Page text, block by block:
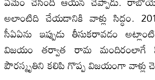
అలాంటిది చేయడానికి వాళ్లు సిద్ధం.
సీఏఏను ఇప్పుడు తీసుకరావడం
విజయం తర్వాత రామ మందిరంలాగే
పౌరస్మృతిని కలిపి గొప్ప విజయంగా వాళ్లు